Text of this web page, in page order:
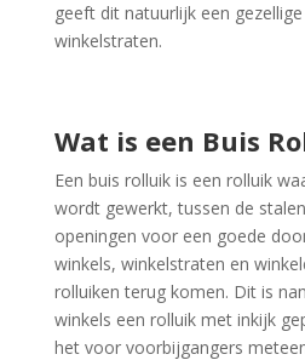
geeft dit natuurlijk een
winkelstraten.
Wat is een Buis
Een buis rolluik is een rolluik
wordt gewerkt, tussen de
openingen voor een goede
winkels, winkelstraten en
rolluiken terug komen. Dit is
winkels een rolluik met inkijk
het voor voorbijgangers